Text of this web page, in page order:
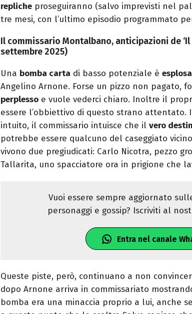
repliche proseguiranno (salvo imprevisti nel
tre mesi, con l’ultimo episodio programmato
Il commissario Montalbano, anticipazioni de
settembre 2025)
Una bomba carta di basso potenziale è esplosa
Angelino Arnone. Forse un pizzo non pagato,
perplesso e vuole vederci chiaro. Inoltre il
essere l’obbiettivo di questo strano attentato.
intuito, il commissario intuisce che il vero
potrebbe essere qualcuno del caseggiato
vivono due pregiudicati: Carlo Nicotra, pezzo
Tallarita, uno spacciatore ora in prigione che
Vuoi essere sempre aggiornato
personaggi e gossip? Iscriviti al
Entra nel canale
Queste piste, però, continuano a non
dopo Arnone arriva in commissariato
bomba era una minaccia proprio a lui, anche